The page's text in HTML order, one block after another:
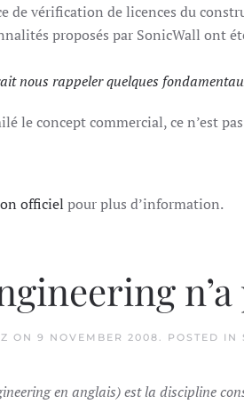
de vérification de licences du
proposés par SonicWall ont
nous rappeler quelques
le concept commercial, ce n’est
officiel pour plus d’information.
ON 9 NOVEMBER 2008. POSTED IN
en anglais) est la discipline